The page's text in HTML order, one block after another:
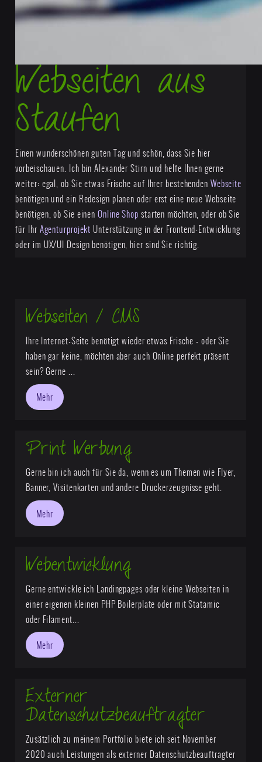
Webseiten aus
Staufen
Einen wunderschönen guten Tag und schön, dass Sie hier
vorbeischauen. Ich bin Alexander Stirn und helfe Ihnen gerne
weiter: egal, ob Sie etwas Frische auf Ihrer bestehenden Webseite
benötigen und ein Redesign planen oder erst eine neue Webseite
benötigen, ob Sie einenOnline Shop starten möchten, oder ob Sie
für Ihr Agenturprojekt Unterstützung in der Frontend-Entwicklung
oder im UX/UI Design benötigen, hier sind Sie richtig.
Webseiten / CMS
Ihre Internet-Seite benötigt wieder etwas Frische - oder Sie
haben gar keine, möchten aber auch Online perfekt präsent
sein? Gerne ...
Mehr
Print Werbung
Gerne bin ich auch für Sie da, wenn es um Themen wie Flyer,
Banner, Visitenkarten und andere Druckerzeugnisse geht.
Mehr
Webentwicklung
Gerne entwickle ich Landingpages oder kleine Webseiten in
einer eigenen kleinen PHP Boilerplate oder mit Statamic
oder Filament...
Mehr
Externer
Datenschutzbeauftragter
Zusätzlich zu meinem Portfolio biete ich seit November
2020 auch Leistungen als externer Datenschutzbeauftragter